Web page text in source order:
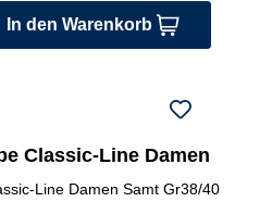
In den Warenkorb
Classic-Line Damen
Line Damen Samt Gr38/40